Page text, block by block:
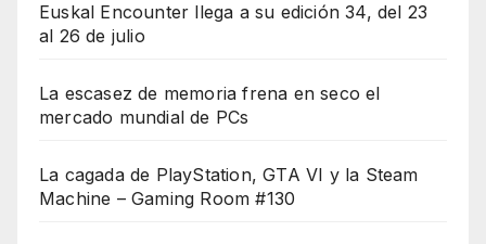
Euskal Encounter llega a su edición 34, del 23
al 26 de julio
La escasez de memoria frena en seco el
mercado mundial de PCs
La cagada de PlayStation, GTA VI y la Steam
Machine – Gaming Room #130